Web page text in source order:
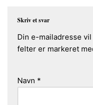
Skriv et svar
Din e-mailadresse
felter er markeret
Navn *